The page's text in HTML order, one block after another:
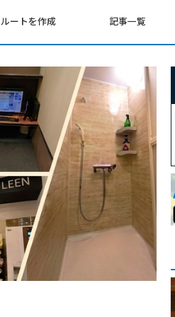
ルートを作成 記事一覧